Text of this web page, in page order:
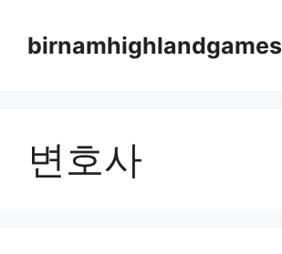
contentbirnamhighlandgames
변호사